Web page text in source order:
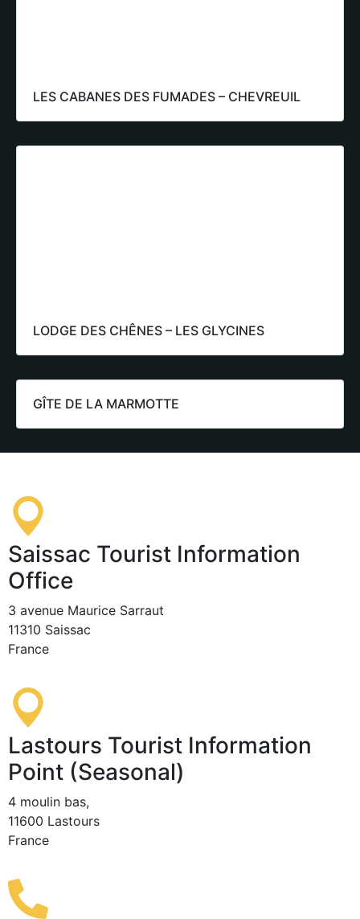
LES CABANES DES FUMADES – CHEVREUIL
LODGE DES CHÊNES – LES GLYCINES
GÎTE DE LA MARMOTTE
Saissac Tourist Information
Office
3 avenue Maurice Sarraut
11310 Saissac
France
Lastours Tourist Information
Point (Seasonal)
4 moulin bas,
11600 Lastours
France